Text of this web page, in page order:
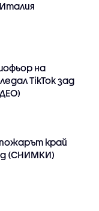
на
TikTok зад
край
(СНИМКИ)